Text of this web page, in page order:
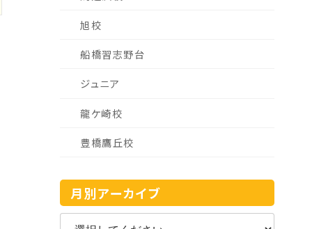
旭校
船橋習志野台
ジュニア
龍ケ崎校
豊橋鷹丘校
月別アーカイブ